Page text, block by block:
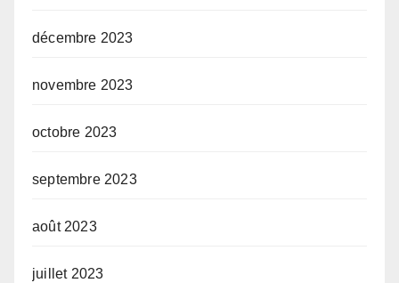
décembre 2023
novembre 2023
octobre 2023
septembre 2023
août 2023
juillet 2023